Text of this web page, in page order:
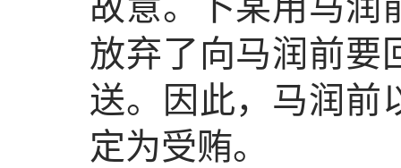
放弃了向马润前要
送。因此，马润前
定为受贿。